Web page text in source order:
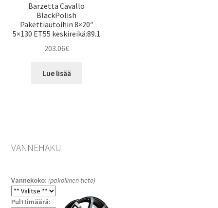
Barzetta Cavallo
BlackPolish
Pakettiautoihin 8×20″
5×130 ET55 keskireikä:89.1
203.06€
Lue lisää
VANNEHAKU
Vannekoko: (pakollinen tieto)
Pulttimäärä: